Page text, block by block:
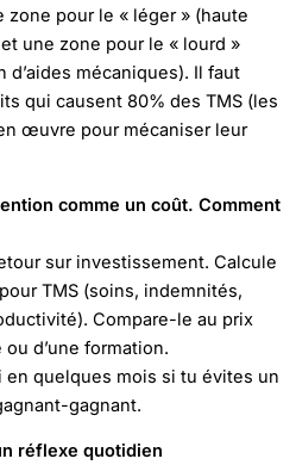
zone pour le « léger » (haute
une zone pour le « lourd »
d’aides mécaniques). Il faut
qui causent 80% des TMS (les
œuvre pour mécaniser leur
comme un coût. Comment
sur investissement. Calcule
TMS (soins, indemnités,
Compare-le au prix
d’une formation.
en quelques mois si tu évites un
gagnant.
réflexe quotidien